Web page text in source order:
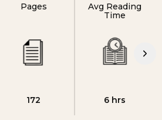
Pages
172
Avg Reading
Time
6 hrs